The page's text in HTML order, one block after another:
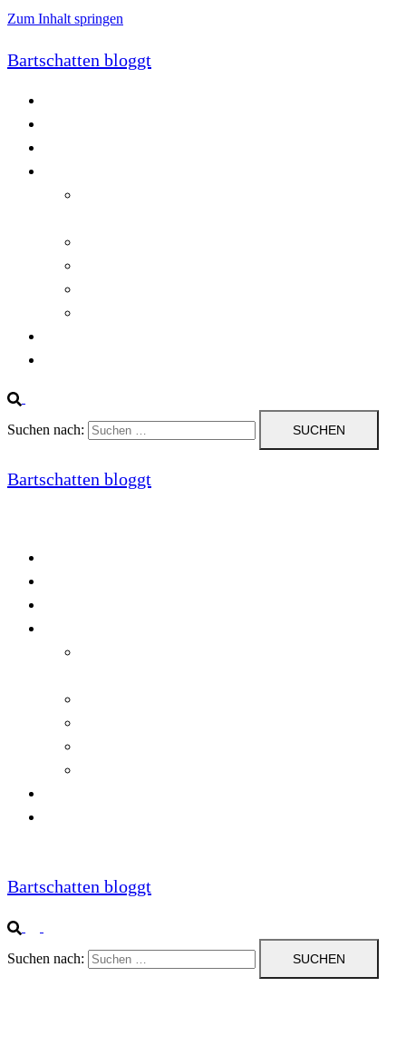
Zum Inhalt springen
Bartschatten bloggt
Suchen nach:
Bartschatten bloggt
Bartschatten bloggt
Suchen nach: